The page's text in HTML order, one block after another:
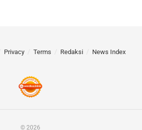
Privacy Terms Redaksi News Index
© 2026